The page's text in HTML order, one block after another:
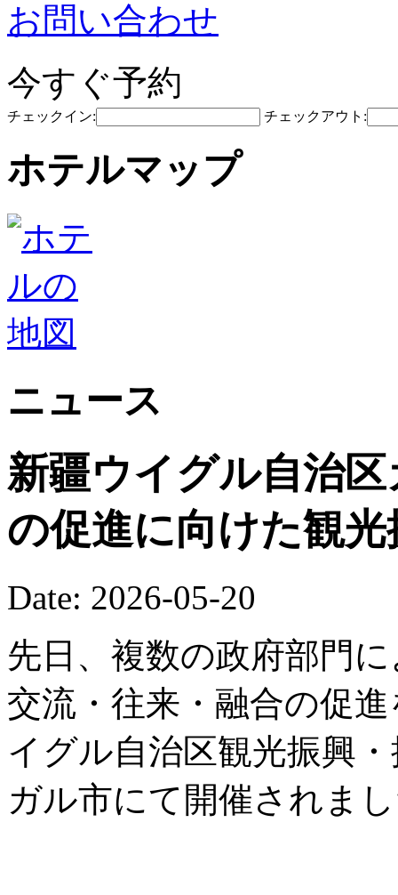
お問い合わせ
今すぐ予約
チェックイン: チェックアウト:
ホテルマップ
ニュース
新疆ウイグル自治
の促進に向けた観
Date: 2026-05-20
先日、複数の政府部門
交流・往来・融合の促
イグル自治区観光振興
ガル市にて開催されま